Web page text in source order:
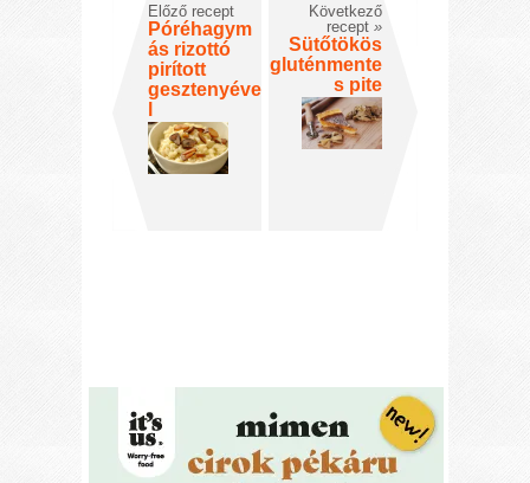
Előző recept
Póréhagym
ás rizottó
pirított
gesztenyéve
Következő
recept »
Sütőtökös
gluténmente
s pite